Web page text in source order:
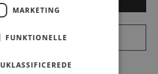
MARKETING
FUNKTIONELLE
UKLASSIFICEREDE